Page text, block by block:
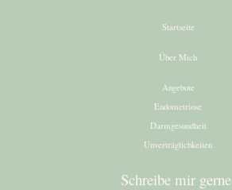
Startseite
Über Mich
Angebote
Endometriose
Darmgesundheit
Unverträglichkeiten
Schreibe mir gerne